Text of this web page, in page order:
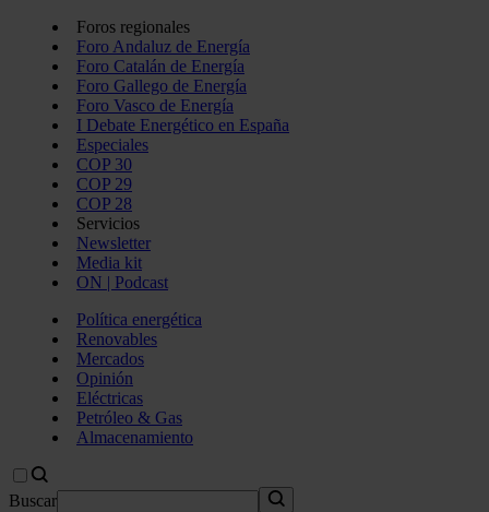
Foros regionales
Foro Andaluz de Energía
Foro Catalán de Energía
Foro Gallego de Energía
Foro Vasco de Energía
I Debate Energético en España
Especiales
COP 30
COP 29
COP 28
Servicios
Newsletter
Media kit
ON | Podcast
Política energética
Renovables
Mercados
Opinión
Eléctricas
Petróleo & Gas
Almacenamiento
Buscar